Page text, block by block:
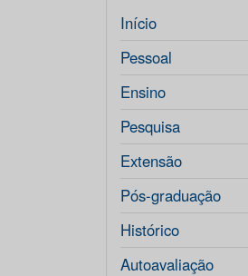
Início
Pessoal
Ensino
Pesquisa
Extensão
Pós-graduação
Histórico
Autoavaliação